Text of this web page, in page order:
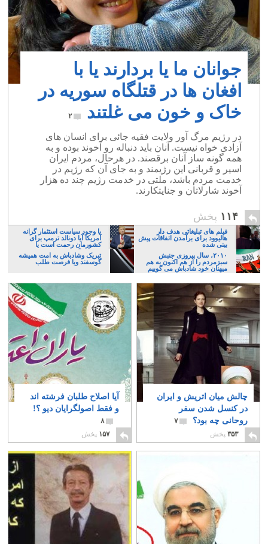
جوانان ما یا بردارند یا با
افغان ها در قتلگاه سوریه در
خاک و خون می غلتند
۲
در رژیم مرگ آور ولایت فقیه جائی برای انسان های
آزادی خواه نیست. آنان باید دنباله رو آخوند بوده و به
همه گونه ساز آنان برقصند. در هرحال، مردم ایران
اسیر و قربانی این رژیمند و به جای آن که رژیم در
خدمت مردم باشد، ملتی در خدمت رژیم چند ده هزار
آخوند شارلاتان و جنایتکارند.
۱۱۴ پخش
فیلم های تبلیغاتی هدف دار
هالیوود برای برآمدن اتفاقات پیش
بینی شده
با وجود سیاست استثمار گرانه
آمریکا آیا دونالد ترمپ برای
کشورمان رحمت است یا
مصیبت؟
۲۰۱۰، سال پیروزی جنبش
سبزمردم را از هم اکنون به هم
میهنان خود شادباش می گوییم
تبریک وشادباش به امت همیشه
گوسفند ویا فرصت طلب
چالش میان اتریش و ایران
در کنسل شدن سفر
روحانی چه بود؟
۷
۳۵۳ پخش
آیا اصلاح طلبان فرشته اند
و فقط اصولگرایان دیو ؟!
۸
۱۵۷ پخش